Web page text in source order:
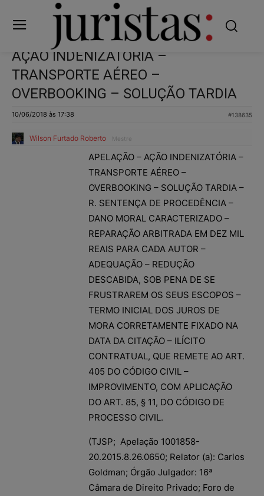
AÇÃO INDENIZATÓRIA –
TRANSPORTE AÉREO –
OVERBOOKING – SOLUÇÃO TARDIA
10/06/2018 às 17:38 #138635
Wilson Furtado Roberto Mestre
APELAÇÃO – AÇÃO INDENIZATÓRIA –
TRANSPORTE AÉREO –
OVERBOOKING – SOLUÇÃO TARDIA –
R. SENTENÇA DE PROCEDÊNCIA –
DANO MORAL CARACTERIZADO –
REPARAÇÃO ARBITRADA EM DEZ MIL
REAIS PARA CADA AUTOR –
ADEQUAÇÃO – REDUÇÃO
DESCABIDA, SOB PENA DE SE
FRUSTRAREM OS SEUS ESCOPOS –
TERMO INICIAL DOS JUROS DE
MORA CORRETAMENTE FIXADO NA
DATA DA CITAÇÃO – ILÍCITO
CONTRATUAL, QUE REMETE AO ART.
405 DO CÓDIGO CIVIL –
IMPROVIMENTO, COM APLICAÇÃO
DO ART. 85, § 11, DO CÓDIGO DE
PROCESSO CIVIL.
(TJSP; Apelação 1001858-
20.2015.8.26.0650; Relator (a): Carlos
Goldman; Órgão Julgador: 16ª
Câmara de Direito Privado; Foro de